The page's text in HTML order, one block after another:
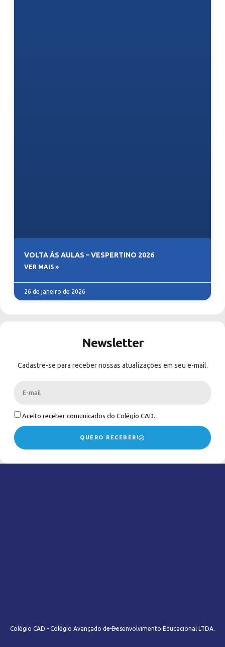
VOLTA ÀS AULAS – VESPERTINO 2026
VER MAIS »
26 de janeiro de 2026
Newsletter
Cadastre-se para receber nossas atualizações em seu e-mail.
Aceito receber comunicados do Colégio CAD.
QUERO RECEBER!
Colégio CAD - Colégio Avançado de Desenvolvimento Educacional LTDA.